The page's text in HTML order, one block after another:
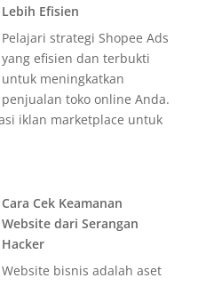
Lebih Efisien
Pelajari strategi Shopee Ads
yang efisien dan terbukti
untuk meningkatkan
penjualan toko online Anda.
iklan marketplace untuk
Cara Cek Keamanan
Website dari Serangan
Hacker
Website bisnis adalah aset